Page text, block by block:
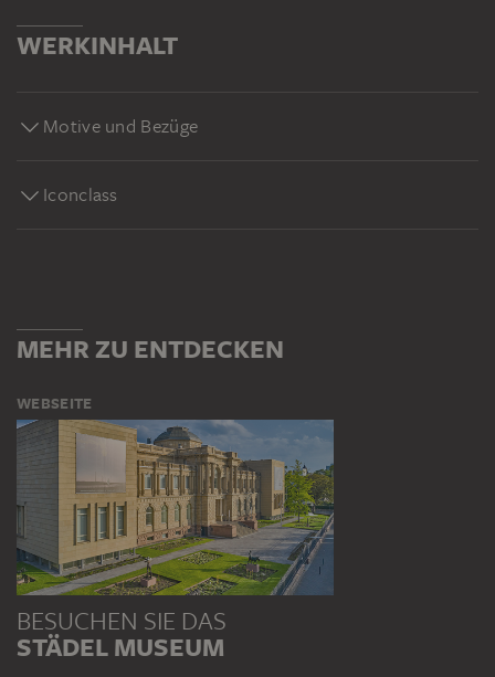
WERKINHALT
Motive und Bezüge
Iconclass
MEHR ZU ENTDECKEN
WEBSEITE
BESUCHEN SIE DAS
STÄDEL MUSEUM